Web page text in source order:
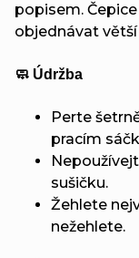
popisem.
objednávat
🧼 Údržba
Perte
pracím
sušičku.
Žehlete
nežehlete.